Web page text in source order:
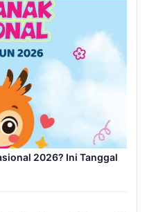
2026? Ini Tanggal